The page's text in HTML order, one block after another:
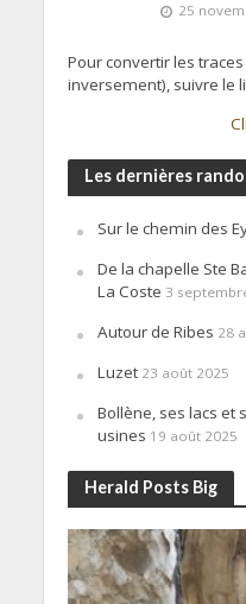
25
Pour convertir les
inversement), suivre le
Les dernières
Sur le chemin des
De la chapelle Ste
La Coste 3
Autour de Ribes 28
Luzet 23 août 2025
Bollène, ses lacs et
usines 19 août 2025
Herald Posts Big